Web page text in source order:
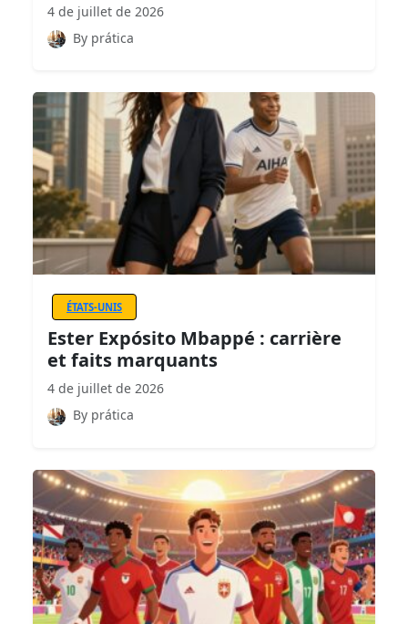
4 de juillet de 2026
By prática
ÉTATS-UNIS
Ester Expósito Mbappé : carrière
et faits marquants
4 de juillet de 2026
By prática